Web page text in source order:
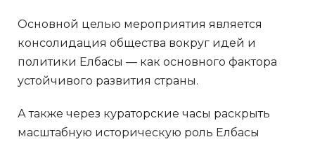
Основной целью мероприятия является
консолидация общества вокруг идей и
политики Елбасы — как основного фактора
устойчивого развития страны.
А также через кураторские часы раскрыть
масштабную историческую роль Елбасы